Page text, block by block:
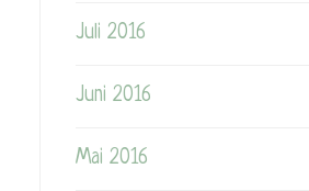
Juli 2016
Juni 2016
Mai 2016